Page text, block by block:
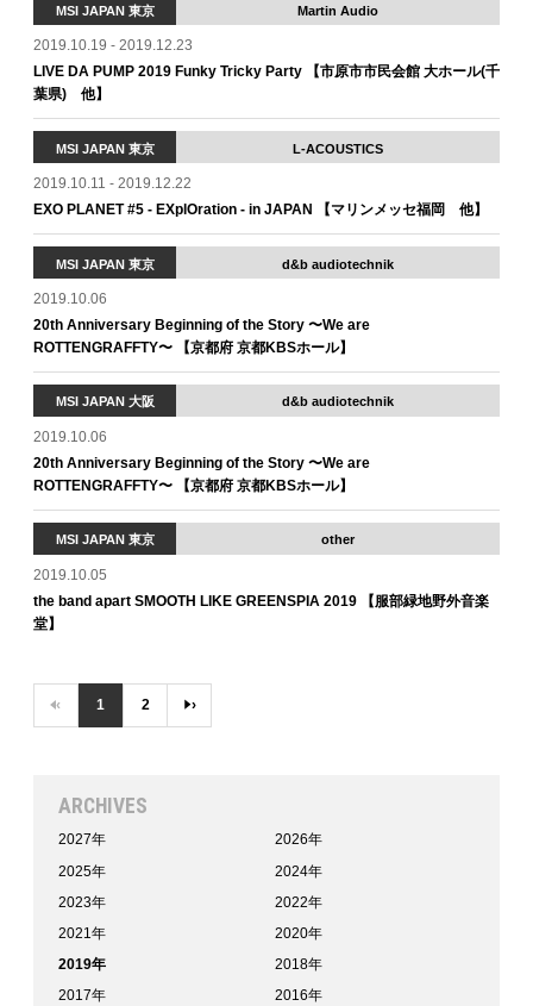
MSI JAPAN 東京 Martin Audio
2019.10.19 - 2019.12.23
LIVE DA PUMP 2019 Funky Tricky Party 【市原市市⺠会館 ⼤ホール(千
葉県) 他】
MSI JAPAN 東京 L-ACOUSTICS
2019.10.11 - 2019.12.22
EXO PLANET #5 - EXplOration - in JAPAN 【マリンメッセ福岡 他】
MSI JAPAN 東京 d&b audiotechnik
2019.10.06
20th Anniversary Beginning of the Story 〜We are
ROTTENGRAFFTY〜 【京都府 京都KBSホール】
MSI JAPAN 大阪 d&b audiotechnik
2019.10.06
20th Anniversary Beginning of the Story 〜We are
ROTTENGRAFFTY〜 【京都府 京都KBSホール】
MSI JAPAN 東京 other
2019.10.05
the band apart SMOOTH LIKE GREENSPIA 2019 【服部緑地野外音楽
堂】
‹ 1 2 ›
ARCHIVES
2027年
2026年
2025年
2024年
2023年
2022年
2021年
2020年
2019年
2018年
2017年
2016年